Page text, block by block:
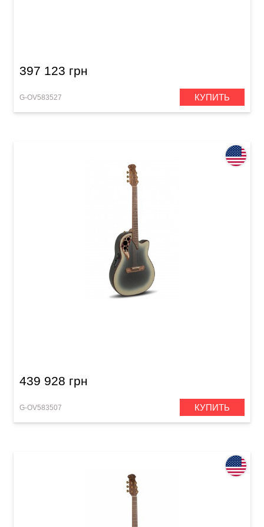
397 123 грн
G-OV583527 КУПИТЬ
439 928 грн
G-OV583507 КУПИТЬ